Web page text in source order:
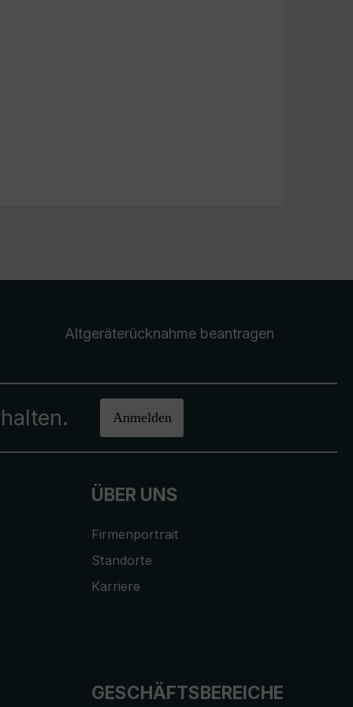
Altgeräterücknahme beantragen
Anmelden
ÜBER UNS
Firmenportrait
Standorte
Karriere
GESCHÄFTSBEREICHE